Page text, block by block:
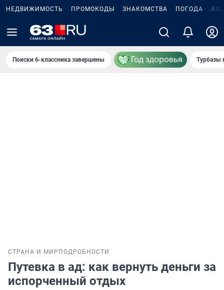
НЕДВИЖИМОСТЬ ПРОМОКОДЫ ЗНАКОМСТВА ПОГОДА
Поиски 6-классника завершены Турбазы
СТРАНА И МИР ПОДРОБНОСТИ
Путевка в ад: как вернуть деньги за
испорченный отдых